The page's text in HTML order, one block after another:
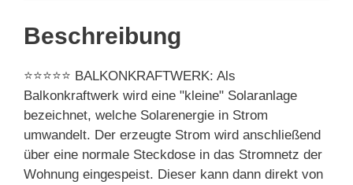
Beschreibung
⭐⭐⭐⭐⭐ BALKONKRAFTWERK: Als
Balkonkraftwerk wird eine "kleine" Solaranlage
bezeichnet, welche Solarenergie in Strom
umwandelt. Der erzeugte Strom wird anschließend
über eine normale Steckdose in das Stromnetz der
Wohnung eingespeist. Dieser kann dann direkt von